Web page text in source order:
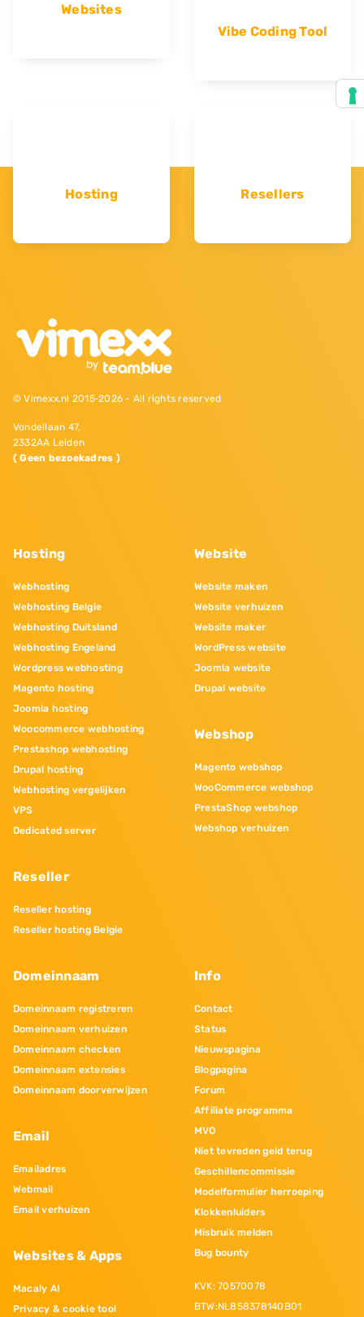
Websites
Vibe Coding Tool
Hosting Resellers
© Vimexx.nl 2015‐2026 - All rights reserved
Vondellaan 47,
2332AA Leiden
( Geen bezoekadres )
Hosting
Webhosting
Webhosting Belgie
Webhosting Duitsland
Webhosting Engeland
Wordpress webhosting
Magento hosting
Joomla hosting
Woocommerce webhosting
Prestashop webhosting
Drupal hosting
Webhosting vergelijken
VPS
Dedicated server
Reseller
Reseller hosting
Reseller hosting Belgie
Website
Website maken
Website verhuizen
Website maker
WordPress website
Joomla website
Drupal website
Webshop
Magento webshop
WooCommerce webshop
PrestaShop webshop
Webshop verhuizen
Domeinnaam
Domeinnaam registreren
Domeinnaam verhuizen
Domeinnaam checken
Domeinnaam extensies
Domeinnaam doorverwijzen
Email
Emailadres
Webmail
Email verhuizen
Websites & Apps
Macaly AI
Privacy & cookie tool
Info
Contact
Status
Nieuwspagina
Blogpagina
Forum
Affiliate programma
MVO
Niet tevreden geld terug
Geschillencommissie
Modelformulier herroeping
Klokkenluiders
Misbruik melden
Bug bounty
KVK: 70570078
BTW:NL858378140B01